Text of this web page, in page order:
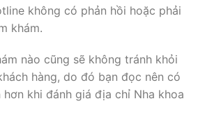
không có phản hồi hoặc phải
khám.
nào cũng sẽ không tránh khỏi
hàng, do đó bạn đọc nên có
hơn khi đánh giá địa chỉ Nha khoa